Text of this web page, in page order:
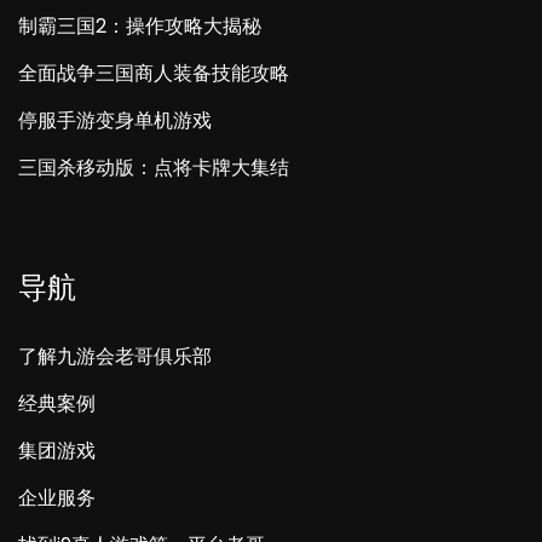
制霸三国2：操作攻略大揭秘
全面战争三国商人装备技能攻略
停服手游变身单机游戏
三国杀移动版：点将卡牌大集结
导航
了解九游会老哥俱乐部
经典案例
集团游戏
企业服务